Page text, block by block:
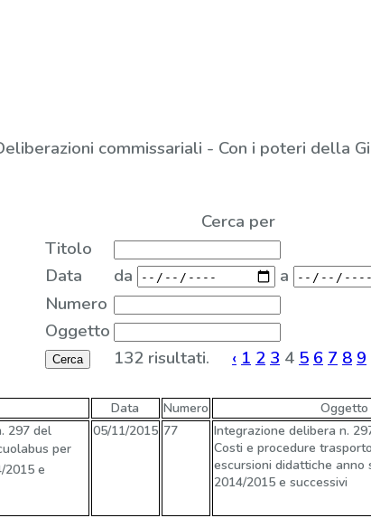
commissariali - Con i poteri della
Cerca per
Titolo
Data
da
a
Numero
Oggetto
132 risultati. ‹ 1 2 3 4 5 6 7 89
Data Numero Oggetto
297 del
per
2015 e
05/11/2015 77
Integrazione delibera n.
Costi e procedure
escursioni didattiche anno
2014/2015 e successivi